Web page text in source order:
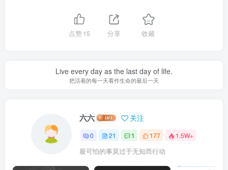
点赞15 分享 收藏
Live every day as the last day of life.
把活着的每一天看作生命的最后一天
六六 关注
0 21 1 177 1.5W+
最可怕的事莫过于无知而行动